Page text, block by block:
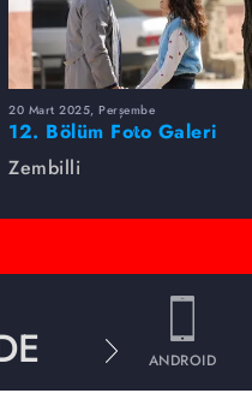
20 Mart 2025, Perşembe
12. Bölüm Foto Galeri
Zembilli
ANDROID